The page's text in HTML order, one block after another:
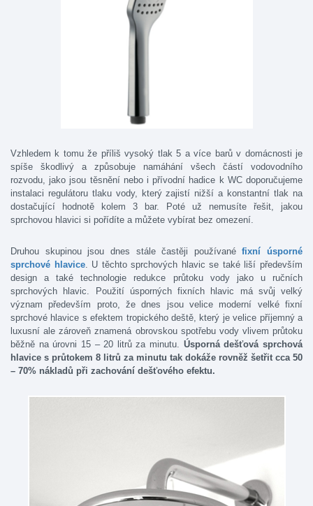
Vzhledem k tomu že příliš vysoký tlak 5 a více barů v domácnosti je
spíše škodlivý a způsobuje namáhání všech částí vodovodního
rozvodu, jako jsou těsnění nebo i přívodní hadice k WC doporučujeme
instalaci regulátoru tlaku vody, který zajistí nižší a konstantní tlak na
dostačující hodnotě kolem 3 bar. Poté už nemusíte řešit, jakou
sprchovou hlavici si pořídíte a můžete vybírat bez omezení.
Druhou skupinou jsou dnes stále častěji používanéfixní úsporné
sprchové hlavice. U těchto sprchových hlavic se také liší především
design a také technologie redukce průtoku vody jako u ručních
sprchových hlavic. Použití úsporných fixních hlavic má svůj velký
význam především proto, že dnes jsou velice moderní velké fixní
sprchové hlavice s efektem tropického deště, který je velice příjemný a
luxusní ale zároveň znamená obrovskou spotřebu vody vlivem průtoku
běžně na úrovni 15 – 20 litrů za minutu. Úsporná dešťová sprchová
hlavice s průtokem 8 litrů za minutu tak dokáže rovněž šetřit cca 50
– 70% nákladů při zachování dešťového efektu.